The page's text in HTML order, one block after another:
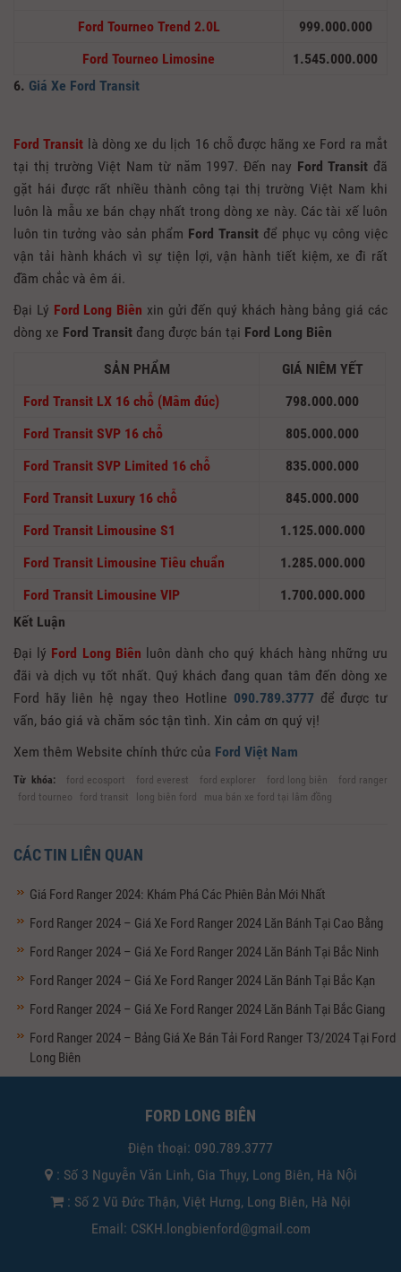
Ford Tourneo Trend 2.0L
999.000.000
Ford Tourneo Limosine
1.545.000.000
6. Giá Xe Ford Transit
Ford Transit là dòng xe du lịch 16 chỗ được hãng xe Ford ra mắt
tại thị trường Việt Nam từ năm 1997. Đến nay Ford Transit đã
gặt hái được rất nhiều thành công tại thị trường Việt Nam khi
luôn là mẫu xe bán chạy nhất trong dòng xe này. Các tài xế luôn
luôn tin tưởng vào sản phẩm Ford Transit để phục vụ công việc
vận tải hành khách vì sự tiện lợi, vận hành tiết kiệm, xe đi rất
đầm chắc và êm ái.
Đại Lý Ford Long Biên xin gửi đến quý khách hàng bảng giá các
dòng xe Ford Transit đang được bán tại Ford Long Biên
SẢN PHẨM
GIÁ NIÊM YẾT
Ford Transit LX 16 chỗ (Mâm đúc)
798.000.000
Ford Transit SVP 16 chỗ
805.000.000
Ford Transit SVP Limited 16 chỗ
835.000.000
Ford Transit Luxury 16 chỗ
845.000.000
Ford Transit Limousine S1
1.125.000.000
Ford Transit Limousine Tiêu chuẩn
1.285.000.000
Ford Transit Limousine VIP
1.700.000.000
Kết Luận
Đại lý Ford Long Biên luôn dành cho quý khách hàng những ưu
đãi và dịch vụ tốt nhất. Quý khách đang quan tâm đến dòng xe
Ford hãy liên hệ ngay theo Hotline 090.789.3777 để được tư
vấn, báo giá và chăm sóc tận tình. Xin cảm ơn quý vị!
Xem thêm Website chính thức của Ford Việt Nam
Từ khóa: ford ecosport ford everest ford explorer ford long biên
ford ranger
ford tourneo
ford transit long biên ford mua bán xe ford tại lâm đồng
CÁC TIN LIÊN QUAN
Giá Ford Ranger 2024: Khám Phá Các Phiên Bản Mới Nhất
Ford Ranger 2024 – Giá Xe Ford Ranger 2024 Lăn Bánh Tại Cao Bằng
Ford Ranger 2024 – Giá Xe Ford Ranger 2024 Lăn Bánh Tại Bắc Ninh
Ford Ranger 2024 – Giá Xe Ford Ranger 2024 Lăn Bánh Tại Bắc Kạn
Ford Ranger 2024 – Giá Xe Ford Ranger 2024 Lăn Bánh Tại Bắc Giang
Ford Ranger 2024 – Bảng Giá Xe Bán Tải Ford Ranger T3/2024 Tại Ford
Long Biên
FORD LONG BIÊN
Điện thoại: 090.789.3777
: Số 3 Nguyễn Văn Linh, Gia Thụy, Long Biên, Hà Nội
: Số 2 Vũ Đức Thận, Việt Hưng, Long Biên, Hà Nội
Email: CSKH.longbienford@gmail.com